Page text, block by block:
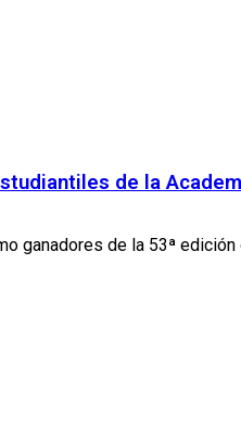
de la
ganadores de la 53ª